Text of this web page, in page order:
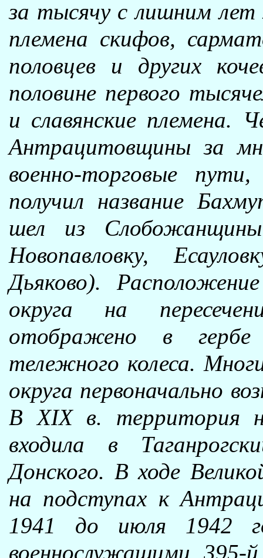
за тысячу с лишним лет
племена скифов,
половцев и других
половине первого
и славянские племена.
Антрацитовщины за
военно-торговые
получил название
шел из
Новопавловку,
Дьяково).
округа на
отображено в гербе
тележного колеса.
округа первоначально
В XIX в. территория
входила в
Донского. В ходе
на подступах к
1941 до июля 1942
военнослужащими 395-